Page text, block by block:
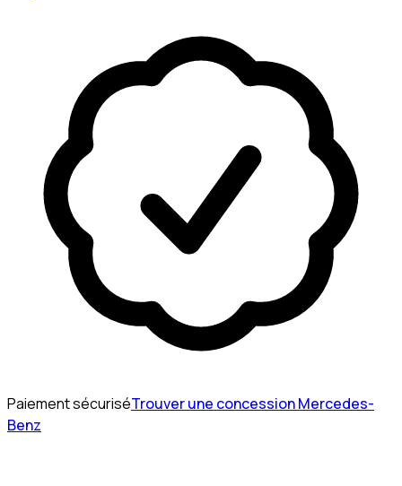
Paiement sécuriséTrouver une concession Mercedes-
Benz